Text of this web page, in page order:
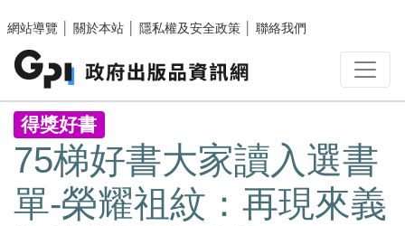
網站導覽
關於本站 隱私權及安全政策 聯絡我們
:::
得獎好書
75梯好書大家讀入選書
單-榮耀祖紋：再現來義